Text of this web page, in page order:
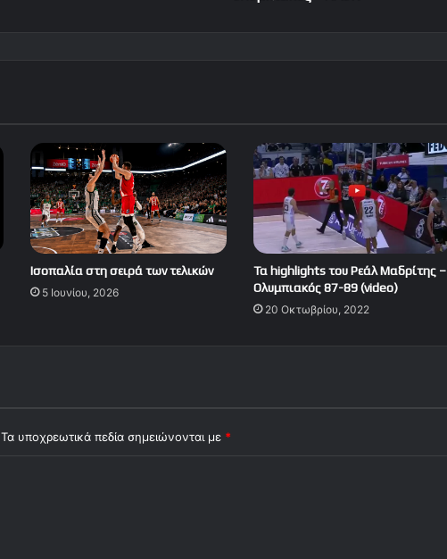
Ισοπαλία στη σειρά των τελικών
5 Ιουνίου, 2026
Τα highlights του Ρεάλ Μαδρίτης –
Ολυμπιακός 87-89 (video)
20 Οκτωβρίου, 2022
Τα υποχρεωτικά πεδία σημειώνονται με *